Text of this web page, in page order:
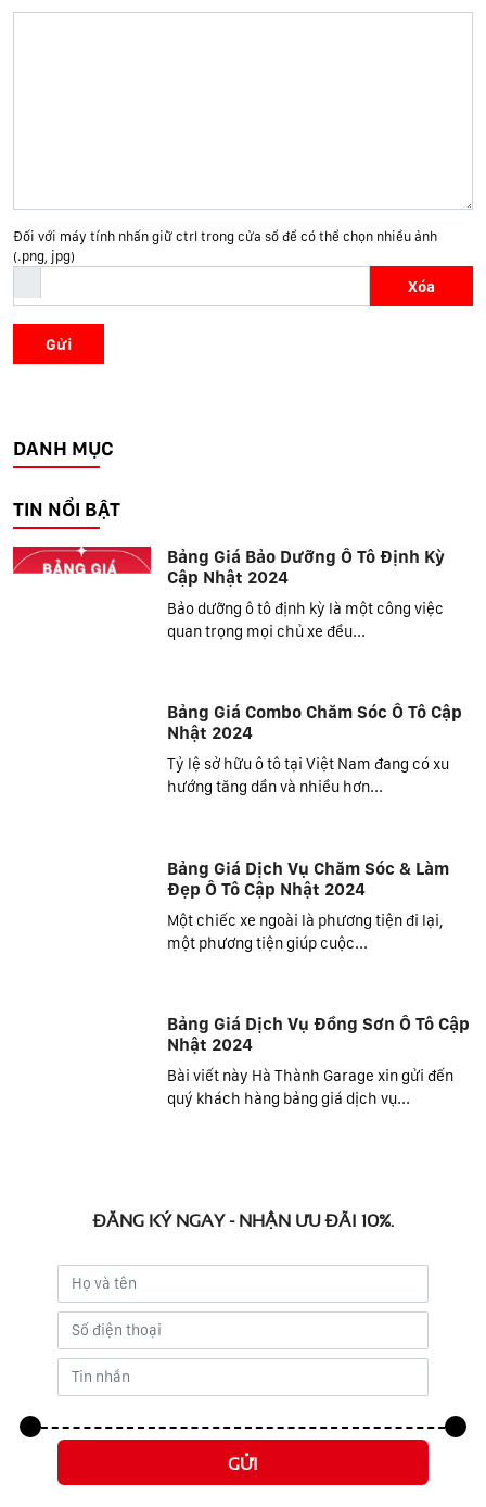
Đối với máy tính nhấn giữ ctrl trong cửa sổ để có thể chọn nhiều ảnh
(.png, jpg)
Xóa
Gửi
DANH MỤC
TIN NỔI BẬT
Bảng Giá Bảo Dưỡng Ô Tô Định Kỳ
Cập Nhật 2024
Bảo dưỡng ô tô định kỳ là một công việc
quan trọng mọi chủ xe đều...
Bảng Giá Combo Chăm Sóc Ô Tô Cập
Nhật 2024
Tỷ lệ sở hữu ô tô tại Việt Nam đang có xu
hướng tăng dần và nhiều hơn...
Bảng Giá Dịch Vụ Chăm Sóc & Làm
Đẹp Ô Tô Cập Nhật 2024
Một chiếc xe ngoài là phương tiện đi lại,
một phương tiện giúp cuộc...
Bảng Giá Dịch Vụ Đồng Sơn Ô Tô Cập
Nhật 2024
Bài viết này Hà Thành Garage xin gửi đến
quý khách hàng bảng giá dịch vụ...
ĐĂNG KÝ NGAY - NHẬN ƯU ĐÃI 10%.
GỬI